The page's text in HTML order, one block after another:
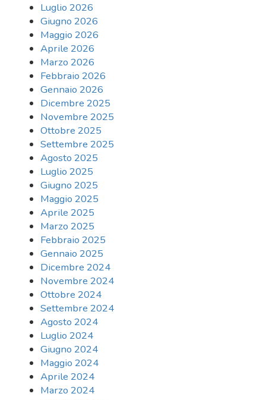
Luglio 2026
Giugno 2026
Maggio 2026
Aprile 2026
Marzo 2026
Febbraio 2026
Gennaio 2026
Dicembre 2025
Novembre 2025
Ottobre 2025
Settembre 2025
Agosto 2025
Luglio 2025
Giugno 2025
Maggio 2025
Aprile 2025
Marzo 2025
Febbraio 2025
Gennaio 2025
Dicembre 2024
Novembre 2024
Ottobre 2024
Settembre 2024
Agosto 2024
Luglio 2024
Giugno 2024
Maggio 2024
Aprile 2024
Marzo 2024